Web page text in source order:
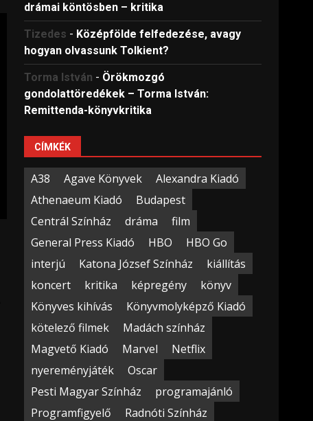
drámai köntösben – kritika
Tizedes - Középfölde felfedezése, avagy
hogyan olvassunk Tolkient?
Torma István - Örökmozgó
gondolattöredékek – Torma István:
Remittenda-könyvkritika
CÍMKÉK
A38 Agave Könyvek
Alexandra Kiadó
Athenaeum Kiadó
Budapest
Centrál Színház
dráma
film
General Press Kiadó
HBO
HBO Go
interjú
Katona József Színház
kiállítás
koncert
kritika képregény
könyv
Könyves kihívás
Könyvmolyképző Kiadó
kötelező filmek
Madách színház
Magvető Kiadó
Marvel
Netflix
nyereményjáték
Oscar
Pesti Magyar Színház
programajánló
Programfigyelő
Radnóti Színház